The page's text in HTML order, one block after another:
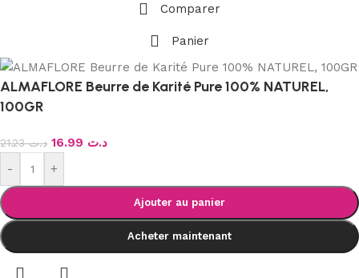
Comparer
Panier
ALMAFLORE Beurre de Karité Pure 100% NATUREL,
100GR
د.ت21.23 د.ت
-
+
Ajouter au panier
Acheter maintenant